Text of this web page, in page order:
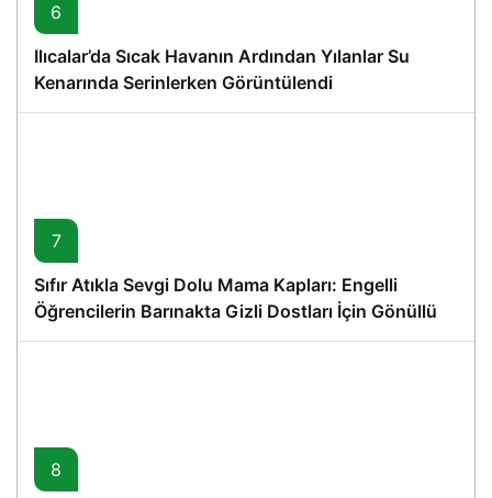
6
Ilıcalar’da Sıcak Havanın Ardından Yılanlar Su
Kenarında Serinlerken Görüntülendi
7
Sıfır Atıkla Sevgi Dolu Mama Kapları: Engelli
Öğrencilerin Barınakta Gizli Dostları İçin Gönüllü
Proje
8